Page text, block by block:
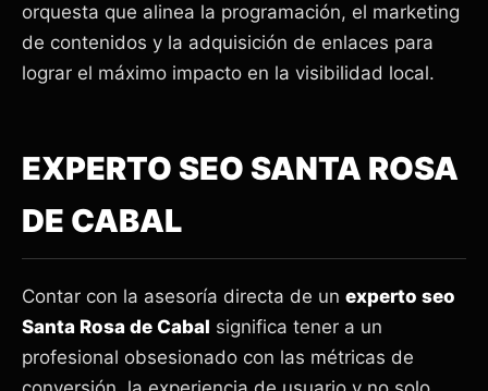
orquesta que alinea la programación, el marketing
de contenidos y la adquisición de enlaces para
lograr el máximo impacto en la visibilidad local.
EXPERTO SEO SANTA ROSA
DE CABAL
Contar con la asesoría directa de un experto seo
Santa Rosa de Cabal significa tener a un
profesional obsesionado con las métricas de